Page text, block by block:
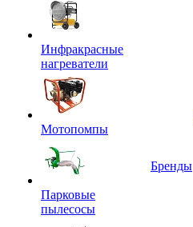
Инфракрасные
нагреватели
Мотопомпы
Парковые
пылесосы
Бренды